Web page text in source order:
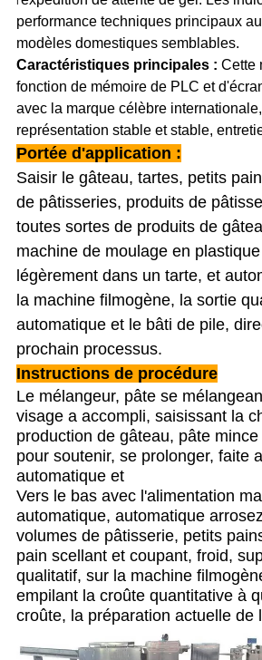
performance techniques principaux
modèles domestiques semblables.
Caractéristiques principales : Cette
fonction de mémoire de PLC et
avec la marque célèbre
représentation stable et stable,
Portée d'application :
Saisir le gâteau, tartes, petits
de pâtisseries, produits de
toutes sortes de produits de
machine de moulage en plastique
légèrement dans un tarte, et
la machine filmogène, la sortie
automatique et le bâti de pile,
prochain processus.
Instructions de procédure
Le mélangeur, pâte se
visage a accompli, saisissant la
production de gâteau, pâte
pour soutenir, se prolonger, faite
automatique et
Vers le bas avec l'alimentation
automatique, automatique
volumes de pâtisserie, petits
pain scellant et coupant, froid,
qualitatif, sur la machine
empilant la croûte quantitative à
croûte, la préparation actuelle de